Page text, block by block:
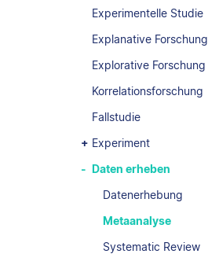
Experimentelle Studie
Explanative Forschung
Explorative Forschung
Korrelationsforschung
Fallstudie
Experiment
Daten erheben
Datenerhebung
Metaanalyse
Systematic Review